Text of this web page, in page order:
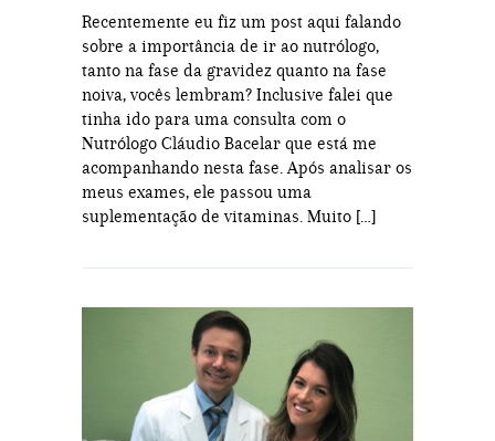
Recentemente eu fiz um post aqui falando
sobre a importância de ir ao nutrólogo,
tanto na fase da gravidez quanto na fase
noiva, vocês lembram? Inclusive falei que
tinha ido para uma consulta com o
Nutrólogo Cláudio Bacelar que está me
acompanhando nesta fase. Após analisar os
meus exames, ele passou uma
suplementação de vitaminas. Muito […]